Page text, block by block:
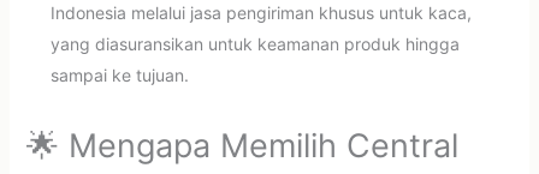
Indonesia melalui jasa pengiriman khusus untuk kaca,
yang diasuransikan untuk keamanan produk hingga
sampai ke tujuan.
🌟 Mengapa Memilih Central